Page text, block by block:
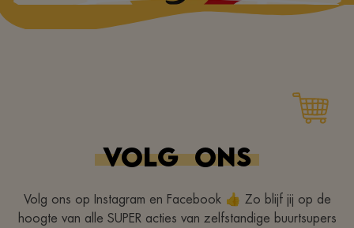
VOLG ONS
Volg ons op Instagram en Facebook 👍 Zo blijf jij op de
hoogte van alle SUPER acties van zelfstandige buurtsupers